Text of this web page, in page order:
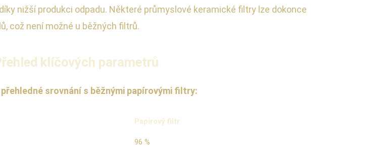
nižší produkci odpadu. Některé průmyslové keramické filtry lze dokonce
což není možné u běžných filtrů.
klíčových parametrů
srovnání s běžnými papírovými filtry:
Papírový filtr
96 %